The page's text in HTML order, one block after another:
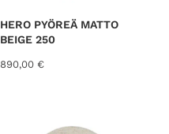
HERO PYÖREÄ MATTO
BEIGE 250
890,00 €